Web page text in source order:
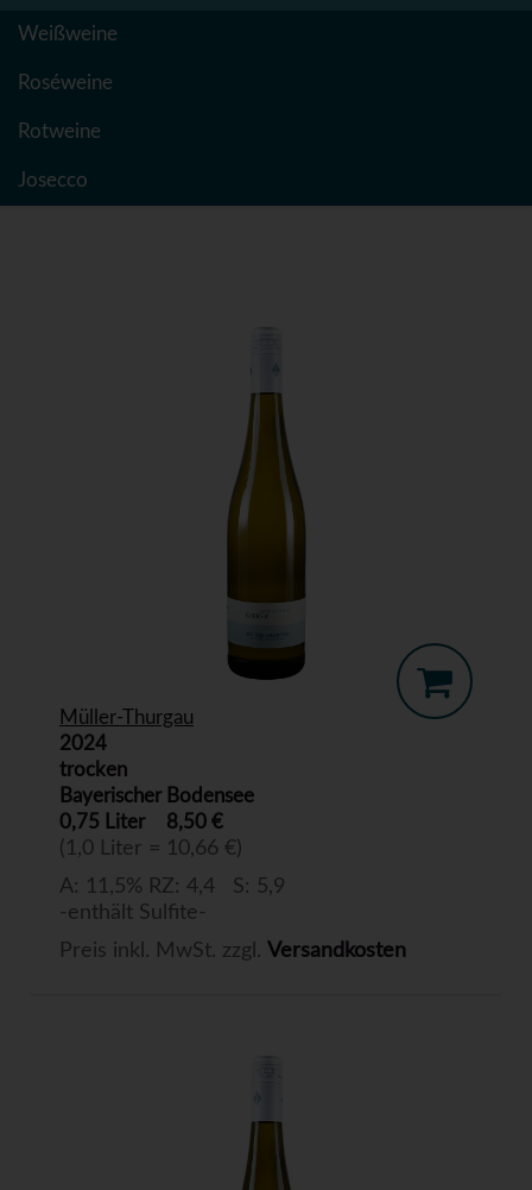
Weißweine
Roséweine
Rotweine
Josecco
Müller-Thurgau
2024
trocken
Bayerischer Bodensee
0,75 Liter
8,50 €
(1,0 Liter = 10,66 €)
A: 11,5% RZ: 4,4 S: 5,9
-enthält Sulfite-
Preis inkl. MwSt. zzgl. Versandkosten